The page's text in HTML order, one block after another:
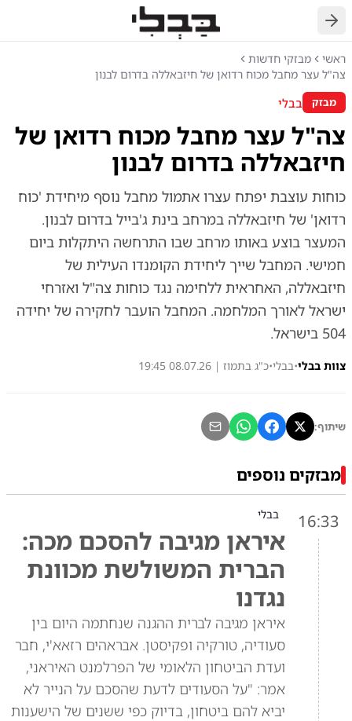
חזרה
ראשי
מבזקי חדשות
צה"ל עצר מחבל מכוח רדואן של חיזבאללה בדרום לבנון
מבזק בבלי
צה"ל עצר מחבל מכוח רדואן של
חיזבאללה בדרום לבנון
כוחות עוצבת יפתח עצרו אתמול מחבל נוסף מיחידת 'כוח
רדואן' של חיזבאללה במרחב בינת ג'בייל בדרום לבנון.
המעצר בוצע באותו מרחב שבו התרחשה היתקלות ביום
חמישי. המחבל שייך ליחידת הקומנדו העילית של
חיזבאללה, האחראית ללחימה נגד כוחות צה"ל ואזרחי
ישראל לאורך המלחמה. המחבל הועבר לחקירה של יחידה
504 בישראל.
צוות בבלי•בבלי•כ"ג בתמוז | 08.07.26 19:45
שיתוף:
מבזקים נוספים
16:33 בבלי
איראן מגיבה להסכם מכה:
הברית המשולשת מכוונת
נגדנו
איראן מגיבה לברית ההגנה שנחתמה היום בין
סעודיה, טורקיה ופקיסטן. אבראהים רזאא'י, חבר
ועדת הביטחון הלאומי של הפרלמנט האיראני,
אמר: "על הסעודים לדעת שהסכם על הנייר לא
יביא להם ביטחון, בדיוק כפי ששנים של הישענות